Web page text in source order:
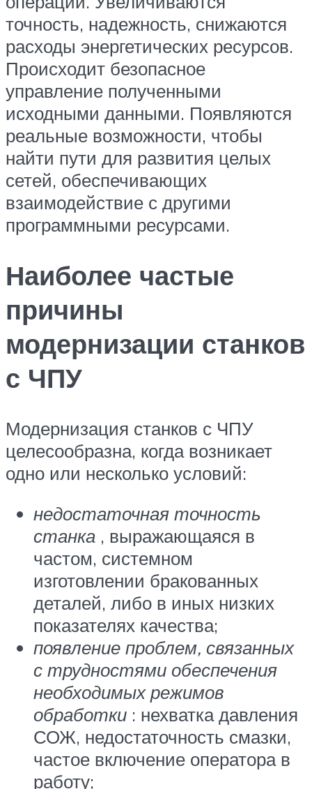
точность, надежность, снижаются
расходы энергетических ресурсов.
Происходит безопасное
управление полученными
исходными данными. Появляются
реальные возможности, чтобы
найти пути для развития целых
сетей, обеспечивающих
взаимодействие с другими
программными ресурсами.
Наиболее частые
причины
модернизации станков
с ЧПУ
Модернизация станков с ЧПУ
целесообразна, когда возникает
одно или несколько условий:
недостаточная точность
станка , выражающаяся в
частом, системном
изготовлении бракованных
деталей, либо в иных низких
показателях качества;
появление проблем, связанных
с трудностями обеспечения
необходимых режимов
обработки : нехватка давления
СОЖ, недостаточность смазки,
частое включение оператора в
работу;